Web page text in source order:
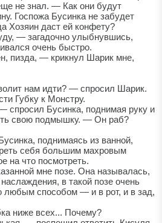
не знал. — Как они будут
Госпожа Бусинка не забудет
Хозяин даст ей конфету?
— загадочно улыбнувшись,
очень быстро.
пизда, — крикнул Шарик мне,
нам идти? — спросил Шарик.
Губку к Монстру.
спросил Бусинка, поднимая руку и
свою подмышку. — Он раб?
поднимаясь из ванной,
себя большим махровым
на что посмотреть.
мне позе. Она называлась,
в такой позе очень
любым способом — и в рот, и в зад,
ниже всех... Почему?